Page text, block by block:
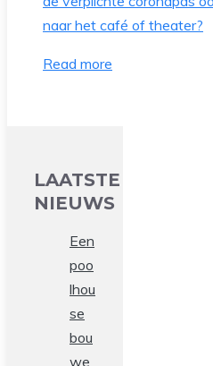
Read more
LAATSTE
NIEUWS
Een
poo
lhou
se
bou
we